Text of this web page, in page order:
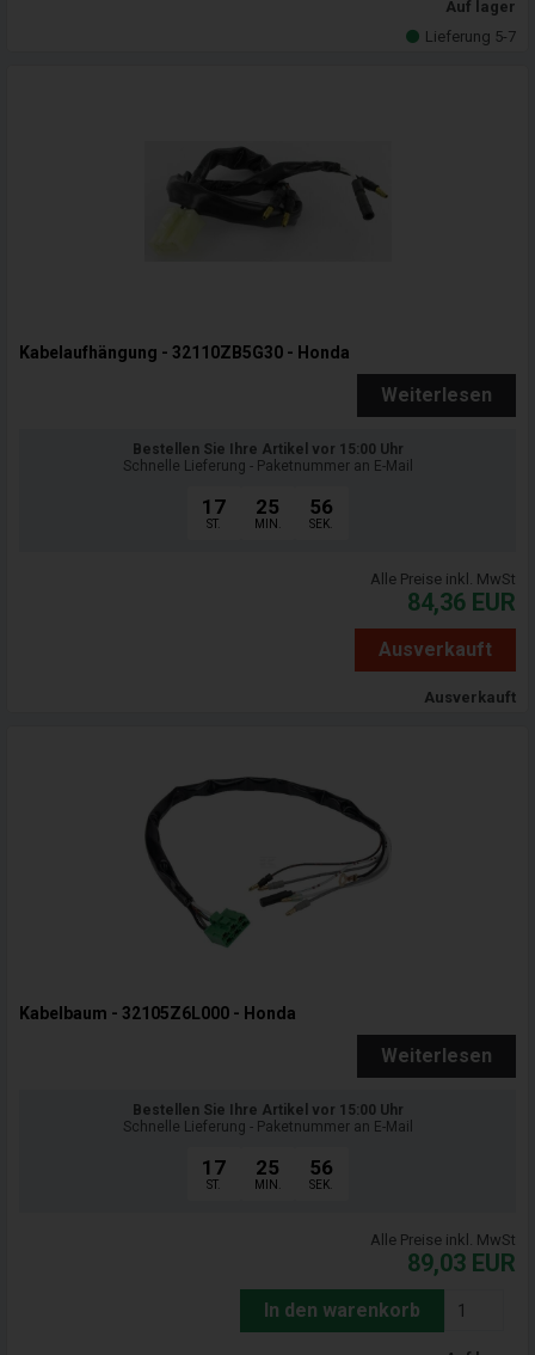
Auf lager
Lieferung 5-7
Kabelaufhängung - 32110ZB5G30 - Honda
Weiterlesen
Bestellen Sie Ihre Artikel vor 15:00 Uhr
Schnelle Lieferung - Paketnummer an E-Mail
17
ST.
25
MIN.
55
SEK.
Alle Preise inkl. MwSt
84,36 EUR
Ausverkauft
Ausverkauft
Kabelbaum - 32105Z6L000 - Honda
Weiterlesen
Bestellen Sie Ihre Artikel vor 15:00 Uhr
Schnelle Lieferung - Paketnummer an E-Mail
17
ST.
25
MIN.
55
SEK.
Alle Preise inkl. MwSt
89,03 EUR
In den warenkorb